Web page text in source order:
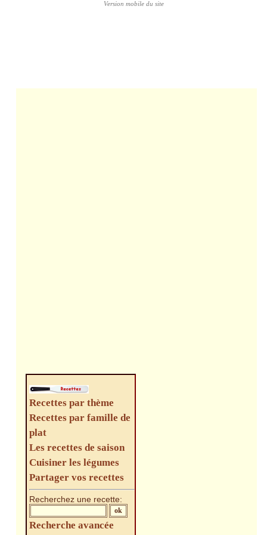
Recettes par thème
Recettes par famille de
plat
Les recettes de saison
Cuisiner les légumes
Partager vos recettes
Recherchez une recette:
Recherche avancée